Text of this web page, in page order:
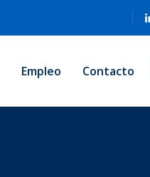
Empleo Contacto